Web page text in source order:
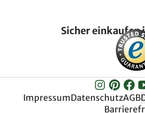
Sicher einkaufen
ImpressumDatenschutzAGB